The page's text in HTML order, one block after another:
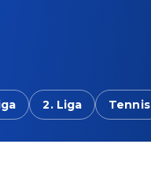
2. Liga Tennis